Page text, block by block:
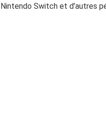
Switch et d’autres